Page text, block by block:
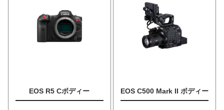
EOS R5 Cボディー EOS C500 Mark II ボディー